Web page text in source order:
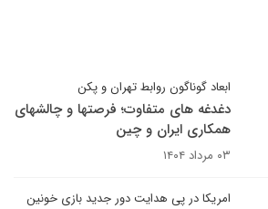
ابعاد گوناگون روابط تهران و پکن
دغدغه های متفاوت؛ فرصتها و چالشهای
همکاری ایران و چین
۰۳ مرداد ۱۴۰۴
امریکا در پی هدایت دور جدید بازی خونین